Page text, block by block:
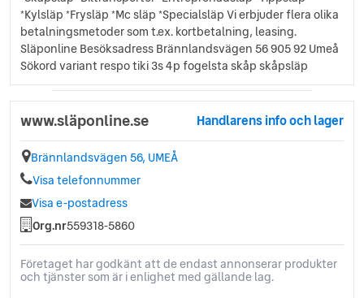
*Kylsläp *Frysläp *Mc släp *Specialsläp Vi erbjuder flera olika
betalningsmetoder som t.ex. kortbetalning, leasing.
Släponline Besöksadress Brännlandsvägen 56 905 92 Umeå
Sökord variant respo tiki 3s 4p fogelsta skåp skåpsläp
www.släponline.se Handlarens info och lager
Brännlandsvägen 56, UMEÅ
Visa telefonnummer
Visa e-postadress
Org.nr559318-5860
Företaget har godkänt att de endast annonserar produkter
och tjänster som är i enlighet med gällande lag.